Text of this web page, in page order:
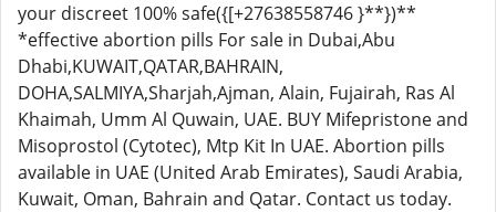
your discreet 100% safe({[+27638558746 }**})**
*effective abortion pills For sale in Dubai,Abu
Dhabi,KUWAIT,QATAR,BAHRAIN,
DOHA,SALMIYA,Sharjah,Ajman, Alain, Fujairah, Ras Al
Khaimah, Umm Al Quwain, UAE. BUY Mifepristone and
Misoprostol (Cytotec), Mtp Kit In UAE. Abortion pills
available in UAE (United Arab Emirates), Saudi Arabia,
Kuwait, Oman, Bahrain and Qatar. Contact us today.